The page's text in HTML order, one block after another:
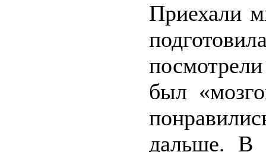
Приехали
был
дальше. В